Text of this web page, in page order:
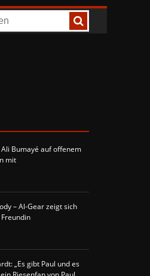
Bumayé auf offenem
mit
– Al-Gear zeigt sich
„Es gibt Paul und es